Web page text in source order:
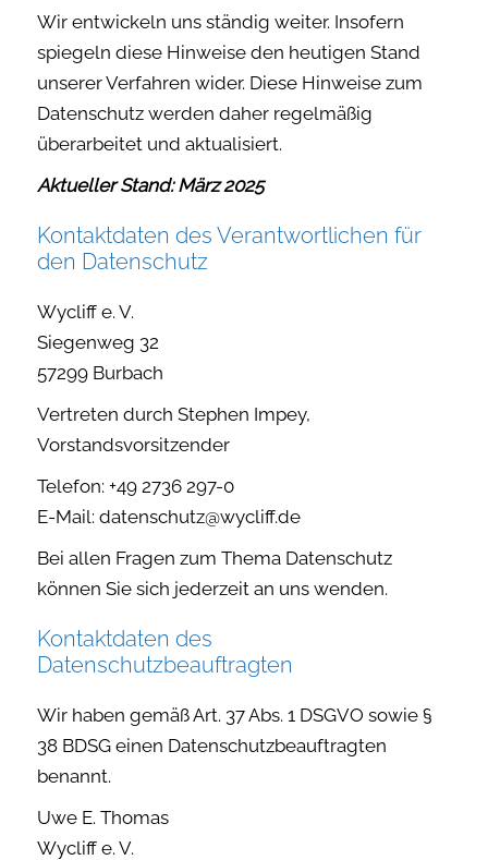
Wir entwickeln uns ständig weiter. Insofern
spiegeln diese Hinweise den heutigen Stand
unserer Verfahren wider. Diese Hinweise zum
Datenschutz werden daher regelmäßig
überarbeitet und aktualisiert.
Aktueller Stand: März 2025
Kontaktdaten des Verantwortlichen für
den Datenschutz
Wycliff e. V.
Siegenweg 32
57299 Burbach
Vertreten durch Stephen Impey,
Vorstandsvorsitzender
Telefon: +49 2736 297-0
E-Mail: datenschutz@wycliff.de
Bei allen Fragen zum Thema Datenschutz
können Sie sich jederzeit an uns wenden.
Kontaktdaten des
Datenschutzbeauftragten
Wir haben gemäß Art. 37 Abs. 1 DSGVO sowie §
38 BDSG einen Datenschutzbeauftragten
benannt.
Uwe E. Thomas
Wycliff e. V.